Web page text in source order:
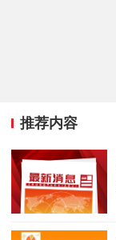
推荐内容